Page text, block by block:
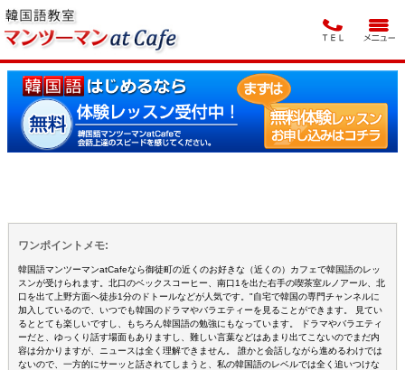
ワンポイントメモ:
韓国語マンツーマンatCafeなら御徒町の近くのお好きな（近くの）カフェで韓国語のレッ
スンが受けられます。北口のベックスコーヒー、南口1を出た右手の喫茶室ルノアール、北
口を出て上野方面へ徒歩1分のドトールなどが人気です。"自宅で韓国の専門チャンネルに
加入しているので、いつでも韓国のドラマやバラエティーを見ることができます。 見てい
るととても楽しいですし、もちろん韓国語の勉強にもなっています。 ドラマやバラエティ
ーだと、ゆっくり話す場面もありますし、難しい言葉などはあまり出てこないのでまだ内
容は分かりますが、ニュースは全く理解できません。 誰かと会話しながら進めるわけでは
ないので、一方的にサーッと話されてしまうと、私の韓国語のレベルでは全く追いつけな